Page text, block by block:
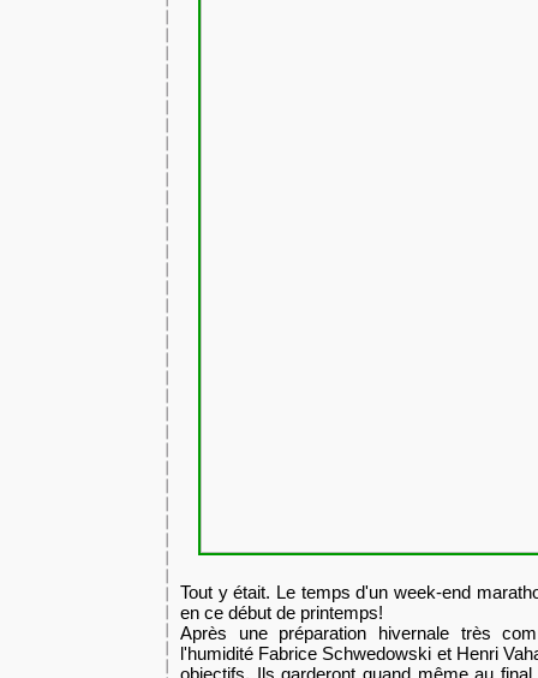
Tout y était. Le temps d'un week-end
en ce début de printemps!
Après une préparation hivernale très
l'humidité Fabrice Schwedowski et Henri
objectifs. Ils garderont quand même au